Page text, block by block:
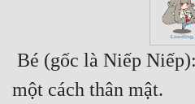
Bé (gốc là Niếp
một cách thân mật.